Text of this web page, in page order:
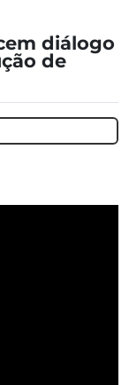
diálogo
de